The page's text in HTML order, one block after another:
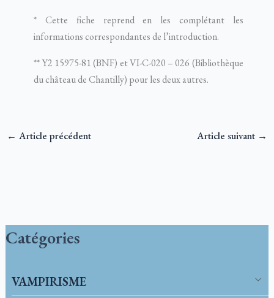
Catégories
VAMPIRISME
* Cette fiche reprend en les complétant les
informations correspondantes de l’introduction.
** Y2 15975-81 (BNF) et VI-C-020 – 026 (Bibliothèque
du château de Chantilly) pour les deux autres.
← Article précédent Article suivant →